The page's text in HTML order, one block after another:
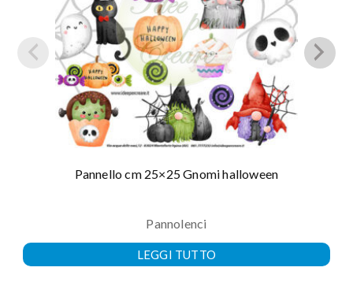
Pannello cm 25×25 Gnomi halloween
Pannolenci
LEGGI TUTTO